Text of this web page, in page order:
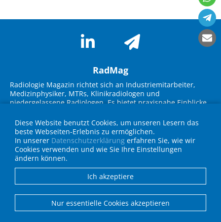
RadMag
Radiologie Magazin richtet sich an Industriemitarbeiter,
Medizinphysiker, MTRs, Klinikradiologen und
niedergelassene Radiologen. Es bietet praxisnahe Einblicke
Lösungen. Im Fokus stehen Themen wie KI-Integration,
Workflow-Optimierung, strukturierte Befundung und
Strahlenschutz. Experteninterviews, Fallbeispiele und
Geräteübersichten unterstützen die Zielgruppe bei
Entscheidungen für die Praxis und fördern den
Anbieterverzeichnis
Unternehmen eintragen
Diese Website benutzt Cookies, um unseren Lesern das
beste Webseiten-Erlebnis zu ermöglichen.
In unserer Datenschutzerklärung erfahren Sie, wie wir
Cookies verwenden und wie Sie Ihre Einstellungen
ändern können.
Ich akzeptiere
Nur essentielle Cookies akzeptieren